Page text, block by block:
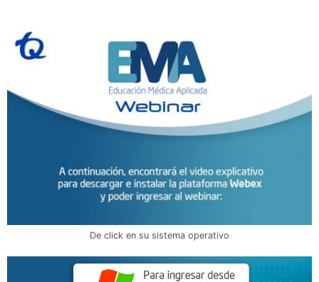
De click en su sistema operativo